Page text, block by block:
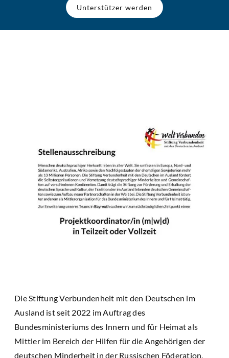
Unterstützer werden
Die Stiftung Verbundenheit mit den Deutschen im
Ausland ist seit 2022 im Auftrag des
Bundesministeriums des Innern und für Heimat als
Mittler im Bereich der Hilfen für die Angehörigen der
deutschen Minderheit in der Russischen Föderation,